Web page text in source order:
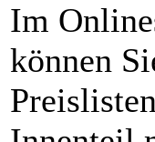
Im
können